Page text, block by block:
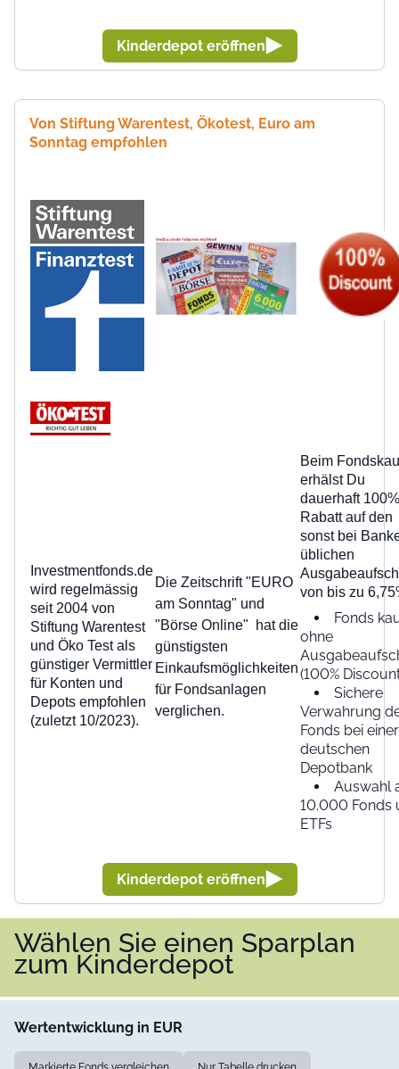
Kinderdepot eröffnen
Von Stiftung Warentest, Ökotest, Euro am
Sonntag empfohlen
Investmentfonds.de
wird regelmässig
seit 2004 von
Stiftung Warentest
und Öko Test als
günstiger Vermittler
für Konten und
Depots empfohlen
(zuletzt 10/2023).
Die Zeitschrift "EURO
am Sonntag" und
"Börse Online" hat die
günstigsten
Einkaufsmöglichkeiten
für Fondsanlagen
verglichen.
Beim
erhälst Du
dauerhaft 100%
Rabatt auf den
sonst bei
üblichen
von bis zu
Fonds
ohne
(100%
Sichere
Verwahrung
Fonds bei einer
deutschen
Depotbank
Auswahl
10.000 Fonds
ETFs
Kinderdepot eröffnen
Wählen Sie einen Sparplan
zum Kinderdepot
Wertentwicklung in EUR